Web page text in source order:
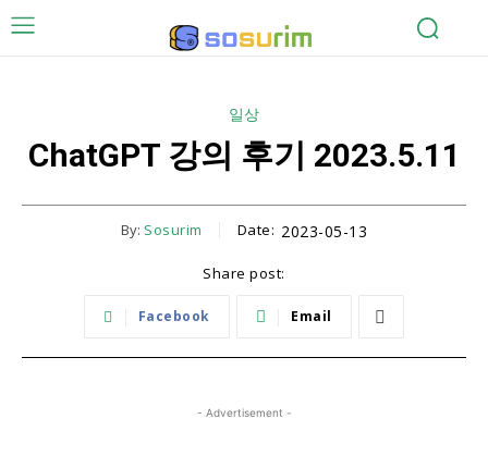
일상
ChatGPT 강의 후기 2023.5.11
By: Sosurim Date: 2023-05-13
Share post:
Facebook Email
- Advertisement -